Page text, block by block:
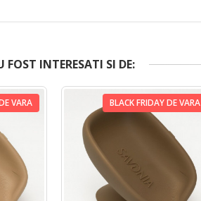
INTERESATI SI DE:
VARA BLACK FRIDAY DE VARA